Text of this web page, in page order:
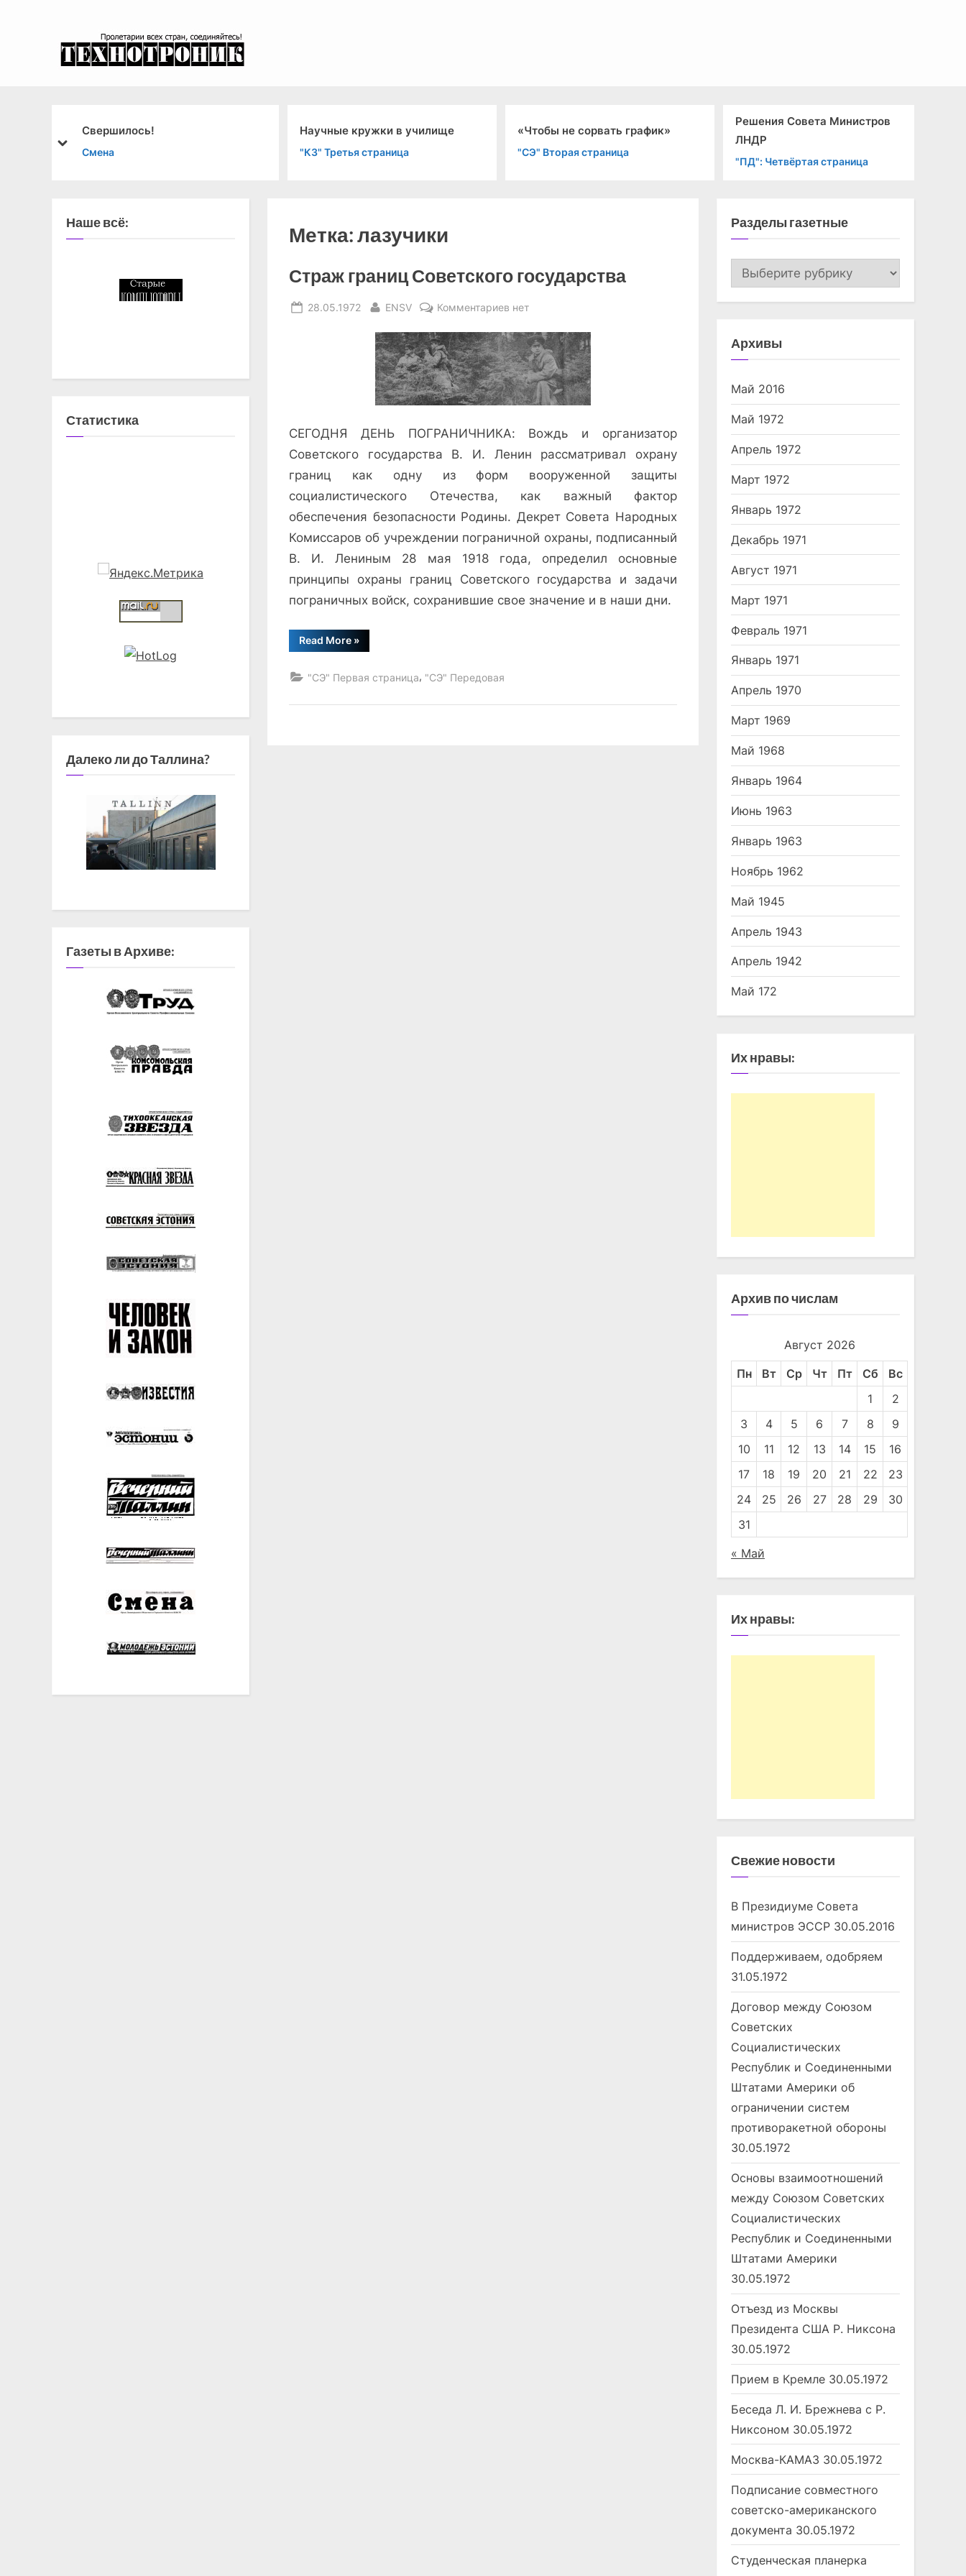
Свершилось!
Смена
Научные кружки в училище
"КЗ" Третья страница
«Чтобы не сорвать график»
"СЭ" Вторая страница
Решения Совета Министров
ЛНДР
"ПД": Четвёртая страница
prev
next
Метка:лазучики
Страж границ Советского государства
Posted
28.05.1972 By
ENSV Комментариев к
Страж
границ
Советского
государства
нет
СЕГОДНЯ ДЕНЬ ПОГРАНИЧНИКА: Вождь и организатор
Советского государства В. И. Ленин рассматривал охрану
границ как одну из форм вооруженной защиты
социалистического Отечества, как важный фактор
обеспечения безопасности Родины. Декрет Совета Народных
Комиссаров об учреждении пограничной охраны, подписанный
В. И. Лениным 28 мая 1918 года, определил основные
принципы охраны границ Советского государства и задачи
пограничных войск, сохранившие свое значение и в наши дни.
Read More“Страж
границ
»
"СЭ" Первая страница, "СЭ" Передовая
Наше всё:
Статистика
Далеко ли до Таллина?
Газеты в Архиве:
Разделы газетные
Разделы
газетные
Архивы
Май 2016
Май 1972
Апрель 1972
Март 1972
Январь 1972
Декабрь 1971
Август 1971
Март 1971
Февраль 1971
Январь 1971
Апрель 1970
Март 1969
Май 1968
Январь 1964
Июнь 1963
Январь 1963
Ноябрь 1962
Май 1945
Апрель 1943
Апрель 1942
Май 172
Их нравы:
Архив по числам
Август 2026
Пн Вт Ср Чт Пт Сб
Вс
1
2
3
4 5 6 7 8
9
10
11 12 13 14 15
16
17
18 19 20 21 22
23
24
25 26 27 28 29
30
31
« Май
Их нравы:
Свежие новости
В Президиуме Совета
министров ЭССР 30.05.2016
Поддерживаем, одобряем
31.05.1972
Договор между Союзом
Советских
Социалистических
Республик и Соединенными
Штатами Америки об
ограничении систем
противоракетной обороны
30.05.1972
Основы взаимоотношений
между Союзом Советских
Социалистических
Республик и Соединенными
Штатами Америки
30.05.1972
Отъезд из Москвы
Президента США Р. Никсона
30.05.1972
Прием в Кремле 30.05.1972
Беседа Л. И. Брежнева с Р.
Никсоном 30.05.1972
Москва-КАМАЗ 30.05.1972
Подписание совместного
советско-американского
документа 30.05.1972
Студенческая планерка